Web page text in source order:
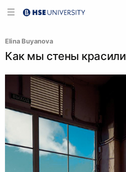
Elina Buyanova
Как мы стены красили